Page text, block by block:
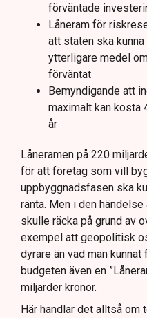
förväntade
Låneram för
att staten ska
ytterligare medel
förväntat
Bemyndigande att
maximalt kan kosta
år
Låneramen på 220
för att företag som vill
uppbyggnadsfasen ska
ränta. Men i den
skulle räcka på grund av
exempel att geopolitisk
dyrare än vad man
budgeten även en
miljarder kronor.
Här handlar det alltså om